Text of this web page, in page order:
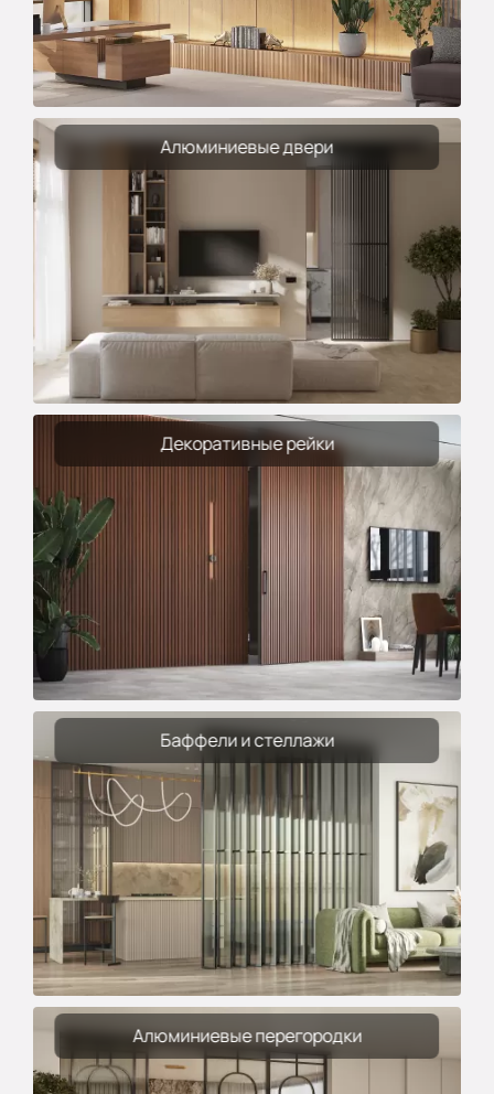
Алюминиевые двери
Декоративные рейки
Баффели и стеллажи
Алюминиевые перегородки